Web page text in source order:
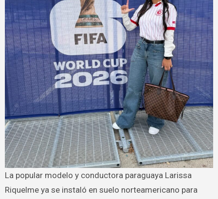
La popular modelo y conductora paraguaya Larissa
Riquelme ya se instaló en suelo norteamericano para